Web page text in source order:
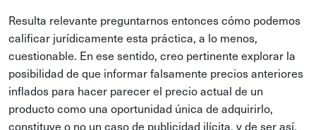
Resulta relevante preguntarnos entonces cómo podemos
calificar jurídicamente esta práctica, a lo menos,
cuestionable. En ese sentido, creo pertinente explorar la
posibilidad de que informar falsamente precios anteriores
inflados para hacer parecer el precio actual de un
producto como una oportunidad única de adquirirlo,
constituye o no un caso de publicidad ilícita, y de ser así,